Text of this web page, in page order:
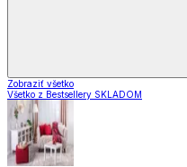
Zobraziť všetko
Všetko z Bestsellery SKLADOM